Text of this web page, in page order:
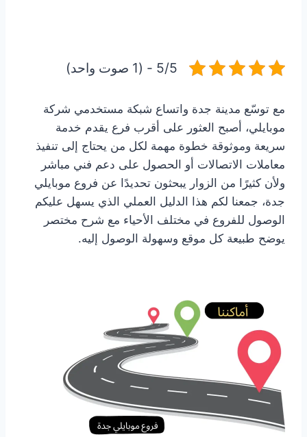
5/5 - (1 صوت واحد)
مع توسّع مدينة جدة واتساع شبكة مستخدمي شركة
موبايلي، أصبح العثور على أقرب فرع يقدم خدمة
سريعة وموثوقة خطوة مهمة لكل من يحتاج إلى تنفيذ
معاملات الاتصالات أو الحصول على دعم فني مباشر
ولأن كثيرًا من الزوار يبحثون تحديدًا عن فروع موبايلي
جدة، جمعنا لكم هذا الدليل العملي الذي يسهل عليكم
الوصول للفروع في مختلف الأحياء مع شرح مختصر
يوضح طبيعة كل موقع وسهولة الوصول إليه.